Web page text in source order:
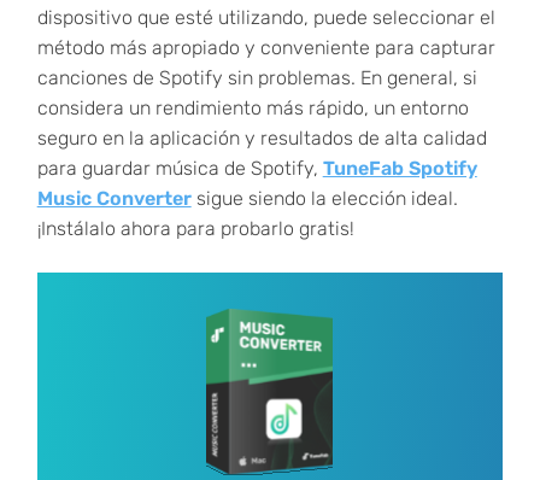
dispositivo que esté utilizando, puede seleccionar el
método más apropiado y conveniente para capturar
canciones de Spotify sin problemas. En general, si
considera un rendimiento más rápido, un entorno
seguro en la aplicación y resultados de alta calidad
para guardar música de Spotify, TuneFab Spotify
Music Convertersigue siendo la elección ideal.
¡Instálalo ahora para probarlo gratis!